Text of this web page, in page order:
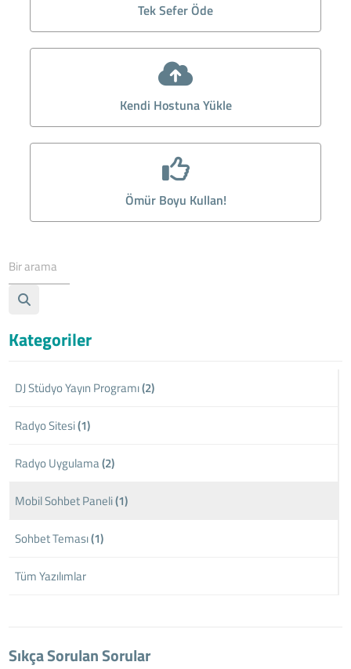
Tek Sefer Öde
Kendi Hostuna Yükle
Ömür Boyu Kullan!
Kategoriler
DJ Stüdyo Yayın Programı(2)
Radyo Sitesi(1)
Radyo Uygulama(2)
Mobil Sohbet Paneli(1)
Sohbet Teması(1)
Tüm Yazılımlar
Sıkça Sorulan Sorular